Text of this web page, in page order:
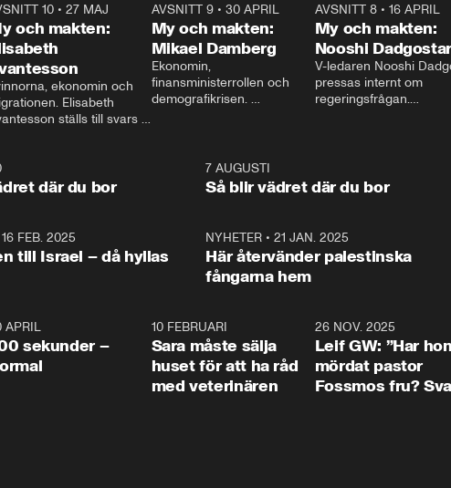
10 •27 MAJ
och makten:
ekonomin och
Elisabeth
ställs till svars
AVSNITT 9• 30 APRIL
My och makten:
Mikael Damberg
Ekonomin,
finansministerrollen och
demografikrisen.
och Makten.
AVSNITT 8• 16 APRIL
My och makten:
Nooshi Dadgostar
V-ledaren Nooshi
pressas internt om
regeringsfrågan.
– Vi ställer upp i val. Ska
vara med så sitter vi
1:06
där du bor
7 AUGUSTI
Så blir vädret där du bor
16 FEB. 2025
till Israel – då hyllas
NYHETER •21 JAN. 2025
Här återvänder palestinska
fångarna hem
APRIL
sekunder –
10 FEBRUARI
Sara måste sälja
huset för att ha råd
med veterinären
26 NOV. 2025
Leif GW: ”Har hon
mördat pastor
Fossmos fru?